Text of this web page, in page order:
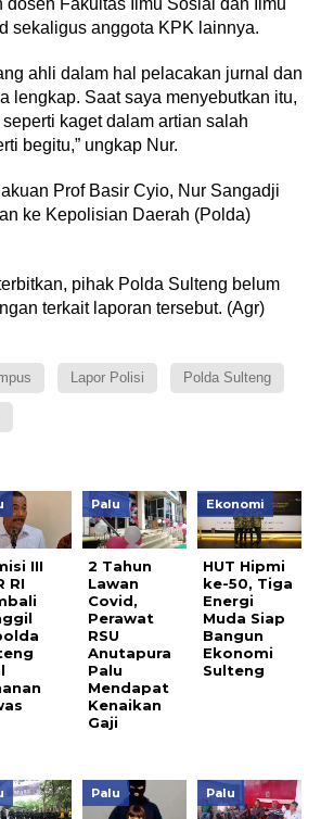
dosen Fakultas Ilmu Sosial dan Ilmu
sekaligus anggota KPK lainnya.
ahli dalam hal pelacakan jurnal dan
lengkap. Saat saya menyebutkan itu,
kaget dalam artian salah
begitu,” ungkap Nur.
Prof Basir Cyio, Nur Sangadji
ke Kepolisian Daerah (Polda)
pihak Polda Sulteng belum
terkait laporan tersebut. (Agr)
Lapor Polisi Polda Sulteng
III
RI
Palu
2 Tahun
Lawan
Covid,
Perawat
RSU
Anutapura
Palu
Mendapat
Kenaikan
Gaji
Ekonomi
HUT Hipmi
ke-50, Tiga
Energi
Muda Siap
Bangun
Ekonomi
Sulteng
Palu Palu